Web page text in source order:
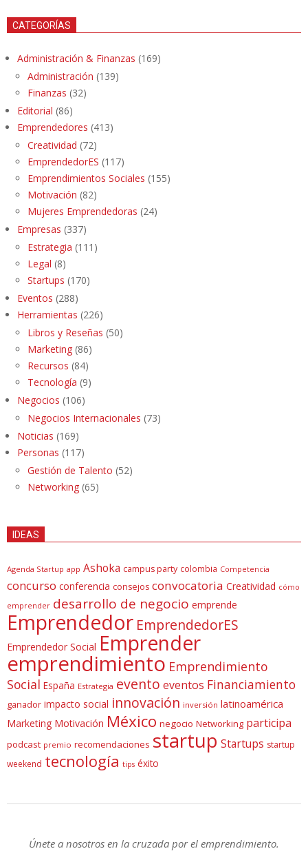
CATEGORÍAS
Administración & Finanzas (169)
Administración (139)
Finanzas (32)
Editorial (86)
Emprendedores (413)
Creatividad (72)
EmprendedorES (117)
Emprendimientos Sociales (155)
Motivación (82)
Mujeres Emprendedoras (24)
Empresas (337)
Estrategia (111)
Legal (8)
Startups (170)
Eventos (288)
Herramientas (226)
Libros y Reseñas (50)
Marketing (86)
Recursos (84)
Tecnología (9)
Negocios (106)
Negocios Internacionales (73)
Noticias (169)
Personas (117)
Gestión de Talento (52)
Networking (65)
IDEAS
Agenda Startup app Ashoka campus party colombia Competencia
concurso conferencia consejos convocatoria Creatividad cómo
emprender desarrollo de negocio emprende
Emprendedor EmprendedorES
Emprendedor Social Emprender
emprendimiento Emprendimiento
Social España Estrategia evento eventos Financiamiento
ganador impacto social innovación inversión latinoamérica
Marketing Motivación México negocio Networking participa
podcast premio recomendaciones startup Startups startup
weekend tecnología tips éxito
Únete a nosotros en la cruzada por el emprendimiento.